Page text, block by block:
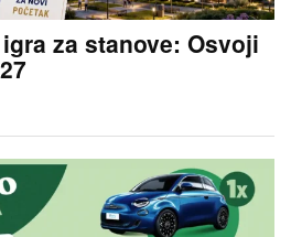
za stanove: Osvoji